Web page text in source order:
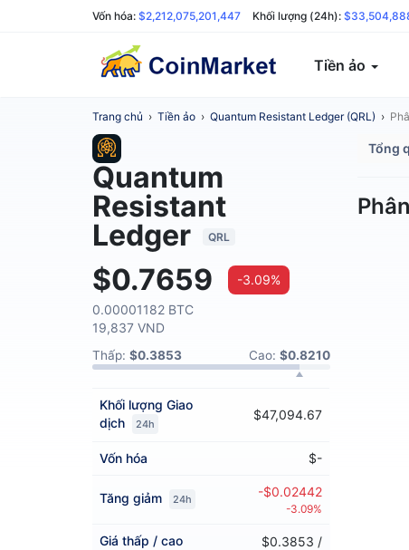
Vốn hóa: $2,212,075,201,447 Khối lượng (24h):
Tiền ảo
Trang chủ › Tiền ảo › Quantum Resistant Ledger (QRL) ›
Quantum
Resistant
Ledger
QRL
$0.7659
-3.09%
0.00001182 BTC
19,837 VND
Thấp: $0.3853 Cao: $0.8210
Khối lượng Giao
dịch
24h
$47,094.67
Vốn hóa $-
Tăng giảm 24h -$0.02442
-3.09%
Giá thấp / cao
$0.3853 /
Tổng